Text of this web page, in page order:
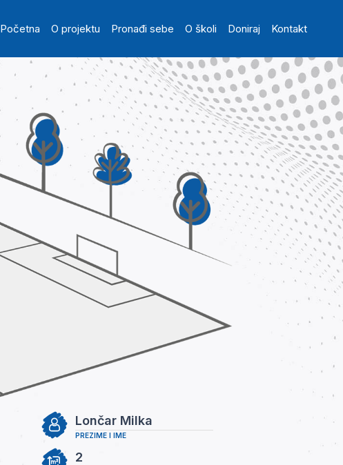
Main navigation
Početna O projektu Pronađi sebe O školi Doniraj Kontakt
PREZIME I IME
Lončar Milka
2